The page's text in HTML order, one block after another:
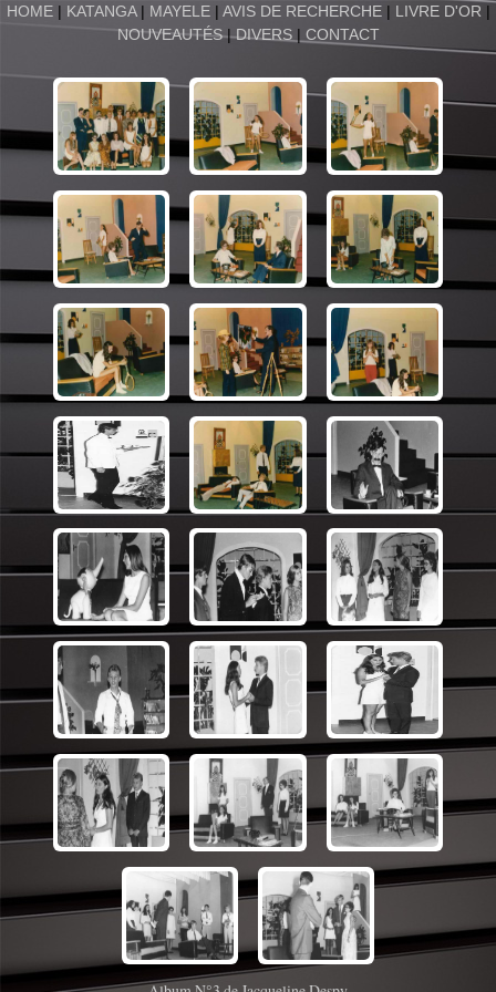
HOME | KATANGA| MAYELE| AVIS DE RECHERCHE| LIVRE D'OR |
NOUVEAUTÉS|DIVERS| CONTACT